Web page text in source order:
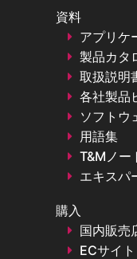
資料
アプリケ
製品カタ
取扱説明
各社製品
ソフトウ
用語集
T&Mノー
エキスパ
購入
国内販売
ECサイト